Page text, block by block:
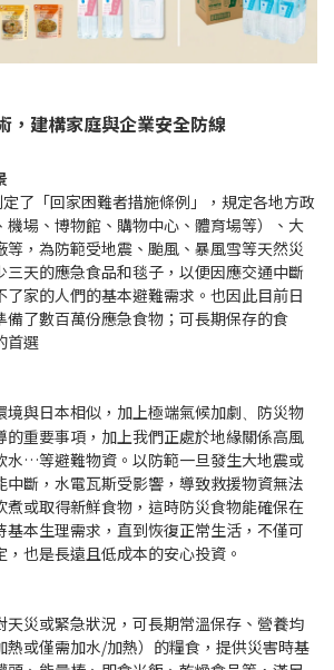
，建構家庭與企業安全防線
了「回家困難者措施條例」，規定各地方政
機場、博物館、購物中心、體育場等）、大
等，為防範受地震、颱風、暴風雪等天然災
三天的應急食品和毯子，以便因應交通中斷
了家的人們的基本避難需求。也因此目前日
備了數百萬份應急食物；可長期保存的食
首選
境與日本相似，加上極端氣候加劇
防災物
的重要事項，加上我們正處於地緣關係高風
水…等避難物資。以防範一旦發生大地震或
中斷，水電瓦斯受影響，導致救援物資無法
煮或取得新鮮食物，這時防災食物能確保在
基本生理需求，直到恢復正常生活，不僅可
也是長遠且低成本的安心投資。
天災或緊急狀況，可長期常溫保存、營養均
熱或僅需加水/加熱）的糧食，提供災害時基